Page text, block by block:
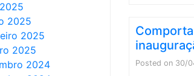
2025
2025
2025
2024
Posted on 30/